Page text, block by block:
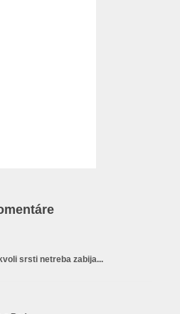
srsti netreba zabija...